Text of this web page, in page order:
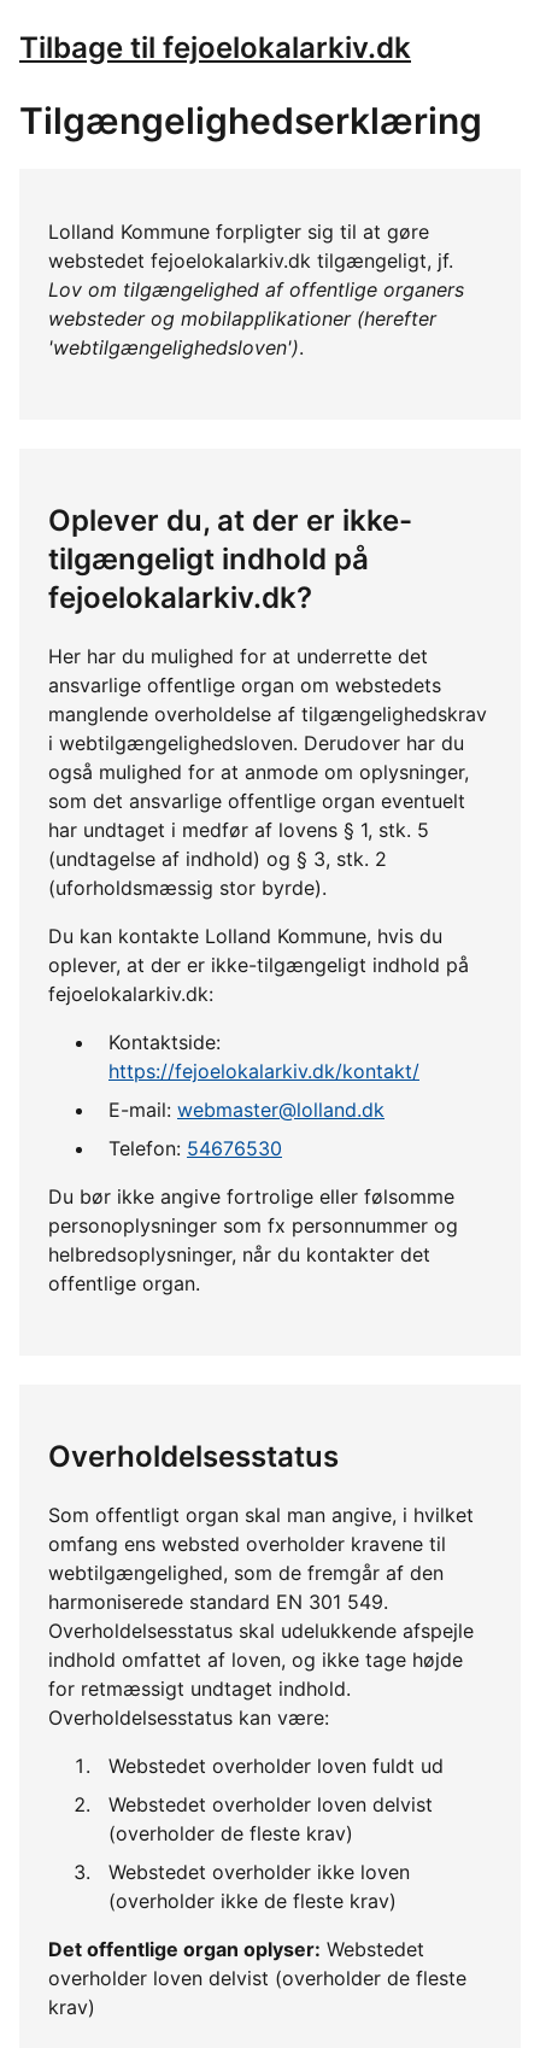
Tilbage til fejoelokalarkiv.dk
Tilgængelighedserklæring
Lolland Kommune forpligter sig til at gøre
webstedet fejoelokalarkiv.dk tilgængeligt, jf.
Lov om tilgængelighed af offentlige organers
websteder og mobilapplikationer (herefter
'webtilgængelighedsloven').
Oplever du, at der er ikke-
tilgængeligt indhold på
fejoelokalarkiv.dk?
Her har du mulighed for at underrette det
ansvarlige offentlige organ om webstedets
manglende overholdelse af tilgængelighedskrav
i webtilgængelighedsloven. Derudover har du
også mulighed for at anmode om oplysninger,
som det ansvarlige offentlige organ eventuelt
har undtaget i medfør af lovens § 1, stk. 5
(undtagelse af indhold) og § 3, stk. 2
(uforholdsmæssig stor byrde).
Du kan kontakte Lolland Kommune, hvis du
oplever, at der er ikke-tilgængeligt indhold på
fejoelokalarkiv.dk:
Kontaktside:
https://fejoelokalarkiv.dk/kontakt/
E-mail: webmaster@lolland.dk
Telefon: 54676530
Du bør ikke angive fortrolige eller følsomme
personoplysninger som fx personnummer og
helbredsoplysninger, når du kontakter det
offentlige organ.
Overholdelsesstatus
Som offentligt organ skal man angive, i hvilket
omfang ens websted overholder kravene til
webtilgængelighed, som de fremgår af den
harmoniserede standard EN 301 549.
Overholdelsesstatus skal udelukkende afspejle
indhold omfattet af loven, og ikke tage højde
for retmæssigt undtaget indhold.
Overholdelsesstatus kan være:
Webstedet overholder loven fuldt ud
Webstedet overholder loven delvist
(overholder de fleste krav)
Webstedet overholder ikke loven
(overholder ikke de fleste krav)
Det offentlige organ oplyser: Webstedet
overholder loven delvist (overholder de fleste
krav)